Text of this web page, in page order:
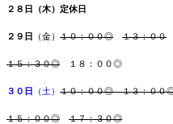
２８日（木） 定休日
２９日 （金） １０：００◎ １３：００
１５：３０◎ １８：００◎
３０日 （土） １０：００◎１３：００
１５：００◎ １７：３０◎